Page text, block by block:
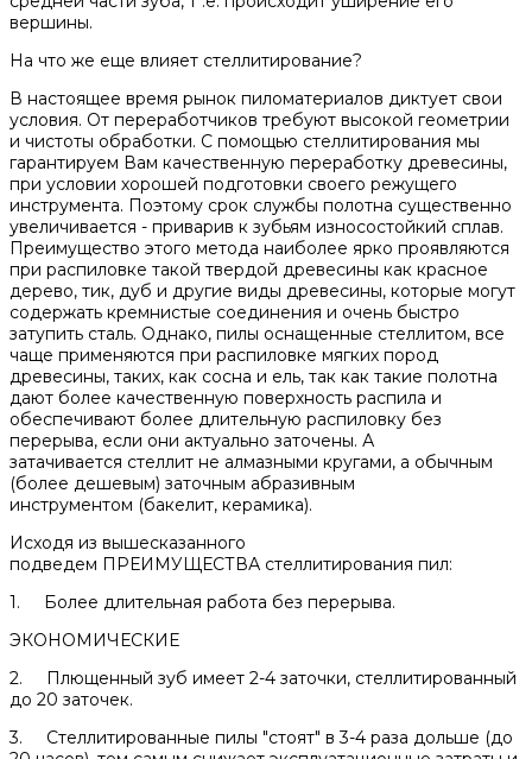
вершины.
На что же еще влияет стеллитирование?
В настоящее время рынок пиломатериалов диктует свои
условия. От переработчиков требуют высокой геометрии
и чистоты обработки. С помощью стеллитирования мы
гарантируем Вам качественную переработку древесины,
при условии хорошей подготовки своего режущего
инструмента. Поэтому срок службы полотна существенно
увеличивается - приварив к зубьям износостойкий сплав.
Преимущество этого метода наиболее ярко проявляются
при распиловке такой твердой древесины как красное
дерево, тик, дуб и другие виды древесины, которые могут
содержать кремнистые соединения и очень быстро
затупить сталь. Однако, пилы оснащенные стеллитом, все
чаще применяются при распиловке мягких пород
древесины, таких, как сосна и ель, так как такие полотна
дают более качественную поверхность распила и
обеспечивают более длительную распиловку без
перерыва, если они актуально заточены. А
затачивается стеллит не алмазными кругами, а обычным
(более дешевым) заточным абразивным
инструментом (бакелит, керамика).
Исходя из вышесказанного
подведем ПРЕИМУЩЕСТВА стеллитирования пил:
1. Более длительная работа без перерыва.
ЭКОНОМИЧЕСКИЕ
2. Плющенный зуб имеет 2-4 заточки, стеллитированный
до 20 заточек.
3. Стеллитированные пилы "стоят" в 3-4 раза дольше (до